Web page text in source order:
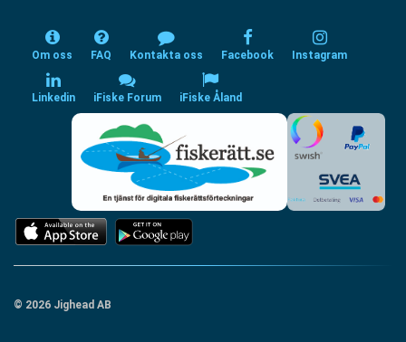
Om oss FAQ Kontakta oss Facebook Instagram
Linkedin iFiske Forum iFiske Åland
© 2026 Jighead AB